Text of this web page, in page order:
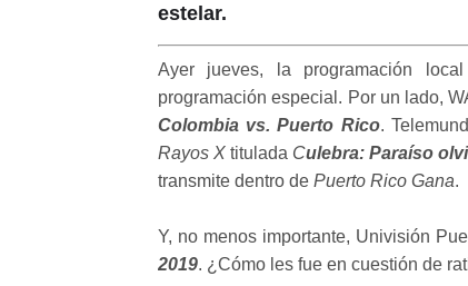
estelar.
Ayer jueves, la programación
programación especial. Por un lado,
Colombia vs. Puerto Rico.
Rayos X titulada Culebra: Paraíso
transmite dentro de Puerto Rico Gana.
Y, no menos importante, Univisión
2019. ¿Cómo les fue en cuestión de